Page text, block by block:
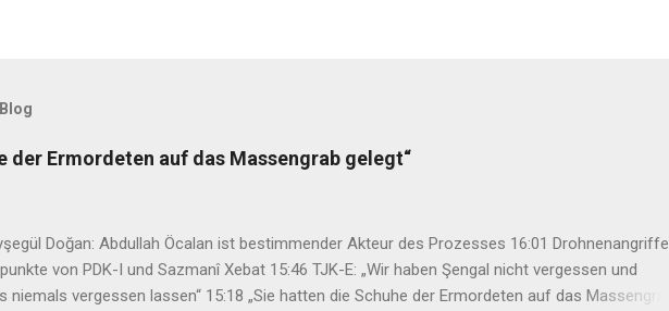
der Ermordeten auf das Massengrab gelegt“
Doğan: Abdullah Öcalan ist bestimmender Akteur des Prozesses 16:01 Drohnenangriffe
von PDK-I und Sazmanî Xebat 15:46 TJK-E: „Wir haben Şengal nicht vergessen und
niemals vergessen lassen“ 15:18 „Sie hatten die Schuhe der Ermordeten auf das Massengrab